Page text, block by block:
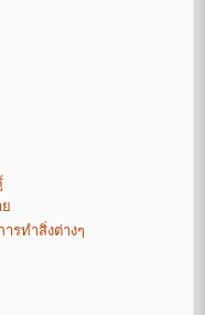
รทำสิ่งต่างๆ